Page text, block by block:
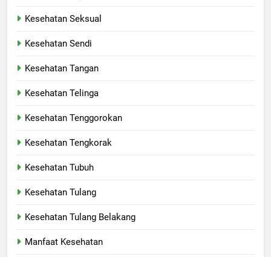
Kesehatan Seksual
Kesehatan Sendi
Kesehatan Tangan
Kesehatan Telinga
Kesehatan Tenggorokan
Kesehatan Tengkorak
Kesehatan Tubuh
Kesehatan Tulang
Kesehatan Tulang Belakang
Manfaat Kesehatan